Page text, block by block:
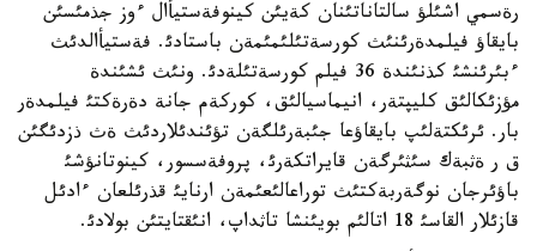
رةسمي اشئلؤ سالتاناتئنان كةيئن كينوفةستيأال ءوز جذمئسئن
بايقاؤ فيلمدةرئنئث كورسةتئلئمئمةن باستادئ. فةستيأالدئث
ءبئرئنشئ كذنئندة 36 فيلم كورسةتئلةدئ. ونئث ئشئندة
مؤزئكالئق كليپتةر، انيماسيالئق، كوركةم جانة دةرةكتئ فيلمدةر
بار. ئرئكتةلئپ بايقاؤعا جئبةرئلگةن تؤئندئلاردئث ةث ذزدئگئن
ق ر ةثبةك سئثئرگةن قايراتكةرئ، پروفةسسور، كينوتانؤشئ
باؤئرجان نوگةربةكتئث توراعالئعئمةن ارنايئ قذرئلعان ءادئل
قازئلار القاسئ 18 اتالئم بويئنشا تاثداپ، انئقتايتئن بولادئ.